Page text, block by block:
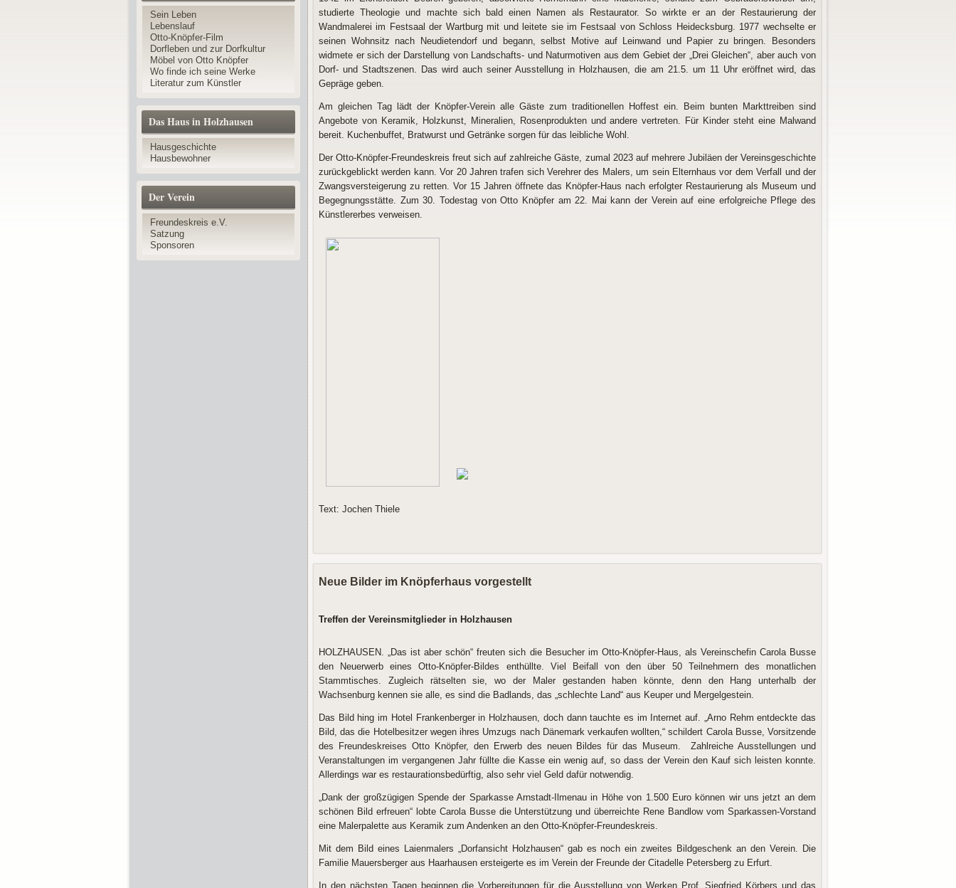
Sein Leben
Lebenslauf
Otto-Knöpfer-Film
Dorfleben und zur Dorfkultur
Möbel von Otto Knöpfer
Wo finde ich seine Werke
Literatur zum Künstler
Das Haus in Holzhausen
Hausgeschichte
Hausbewohner
Der Verein
Freundeskreis e.V.
Satzung
Sponsoren
studierte Theologie und machte sich bald einen Namen als Restaurator. So wirkte er an der Restaurierung der
Wandmalerei im Festsaal der Wartburg mit und leitete sie im Festsaal von Schloss Heidecksburg. 1977 wechselte er
seinen Wohnsitz nach Neudietendorf und begann, selbst Motive auf Leinwand und Papier zu bringen. Besonders
widmete er sich der Darstellung von Landschafts- und Naturmotiven aus dem Gebiet der „Drei Gleichen“, aber auch von
Dorf- und Stadtszenen. Das wird auch seiner Ausstellung in Holzhausen, die am 21.5. um 11 Uhr eröffnet wird, das
Gepräge geben.
Am gleichen Tag lädt der Knöpfer-Verein alle Gäste zum traditionellen Hoffest ein. Beim bunten Markttreiben sind
Angebote von Keramik, Holzkunst, Mineralien, Rosenprodukten und andere vertreten. Für Kinder steht eine Malwand
bereit. Kuchenbuffet, Bratwurst und Getränke sorgen für das leibliche Wohl.
Der Otto-Knöpfer-Freundeskreis freut sich auf zahlreiche Gäste, zumal 2023 auf mehrere Jubiläen der Vereinsgeschichte
zurückgeblickt werden kann. Vor 20 Jahren trafen sich Verehrer des Malers, um sein Elternhaus vor dem Verfall und der
Zwangsversteigerung zu retten. Vor 15 Jahren öffnete das Knöpfer-Haus nach erfolgter Restaurierung als Museum und
Begegnungsstätte. Zum 30. Todestag von Otto Knöpfer am 22. Mai kann der Verein auf eine erfolgreiche Pflege des
Künstlererbes verweisen.
Text: Jochen Thiele
Neue Bilder im Knöpferhaus vorgestellt
Treffen der Vereinsmitglieder in Holzhausen
HOLZHAUSEN. „Das ist aber schön“ freuten sich die Besucher im Otto-Knöpfer-Haus, als Vereinschefin Carola Busse
den Neuerwerb eines Otto-Knöpfer-Bildes enthüllte. Viel Beifall von den über 50 Teilnehmern des monatlichen
Stammtisches. Zugleich rätselten sie, wo der Maler gestanden haben könnte, denn den Hang unterhalb der
Wachsenburg kennen sie alle, es sind die Badlands, das „schlechte Land“ aus Keuper und Mergelgestein.
Das Bild hing im Hotel Frankenberger in Holzhausen, doch dann tauchte es im Internet auf. „Arno Rehm entdeckte das
Bild, das die Hotelbesitzer wegen ihres Umzugs nach Dänemark verkaufen wollten,“ schildert Carola Busse, Vorsitzende
des Freundeskreises Otto Knöpfer, den Erwerb des neuen Bildes für das Museum. Zahlreiche Ausstellungen und
Veranstaltungen im vergangenen Jahr füllte die Kasse ein wenig auf, so dass der Verein den Kauf sich leisten konnte.
Allerdings war es restaurationsbedürftig, also sehr viel Geld dafür notwendig.
„Dank der großzügigen Spende der Sparkasse Arnstadt-Ilmenau in Höhe von 1.500 Euro können wir uns jetzt an dem
schönen Bild erfreuen“ lobte Carola Busse die Unterstützung und überreichte Rene Bandlow vom Sparkassen-Vorstand
eine Malerpalette aus Keramik zum Andenken an den Otto-Knöpfer-Freundeskreis.
Mit dem Bild eines Laienmalers „Dorfansicht Holzhausen“ gab es noch ein zweites Bildgeschenk an den Verein. Die
Familie Mauersberger aus Haarhausen ersteigerte es im Verein der Freunde der Citadelle Petersberg zu Erfurt.
In den nächsten Tagen beginnen die Vorbereitungen für die Ausstellung von Werken Prof. Siegfried Körbers und das